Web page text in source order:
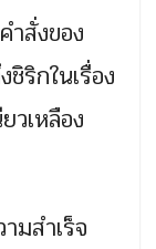
ำสั่งของ
ริกในเรื่อง
เหลือง
มสำเร็จ